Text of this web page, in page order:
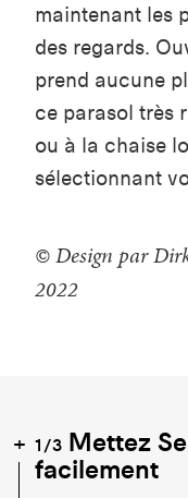
maintenant les
des regards.
prend aucune
ce parasol très
ou à la chaise
sélectionnant
© Design par
2022
1/3 Mettez
facilement